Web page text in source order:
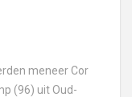
meneer Cor
(96) uit Oud-